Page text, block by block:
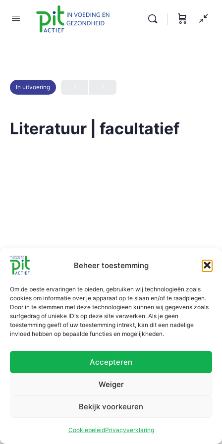
Beheer toestemming
Om de beste ervaringen te bieden, gebruiken wij technologieën zoals
cookies om informatie over je apparaat op te slaan en/of te raadplegen.
Door in te stemmen met deze technologieën kunnen wij gegevens zoals
surfgedrag of unieke ID's op deze site verwerken. Als je geen
toestemming geeft of uw toestemming intrekt, kan dit een nadelige
invloed hebben op bepaalde functies en mogelijkheden.
Accepteren
Weiger
Bekijk voorkeuren
CookiebeleidPrivacyverklaring
In uitvoering
Literatuur | facultatief